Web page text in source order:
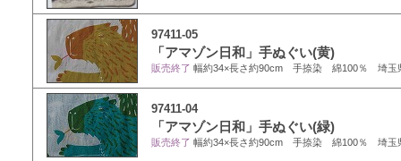
97411-05
「アマゾン日和」手ぬぐい(黄)
販売終了 幅約34×長さ約90cm 手捺染 綿100％ 埼玉
97411-04
「アマゾン日和」手ぬぐい(緑)
販売終了 幅約34×長さ約90cm 手捺染 綿100％ 埼玉